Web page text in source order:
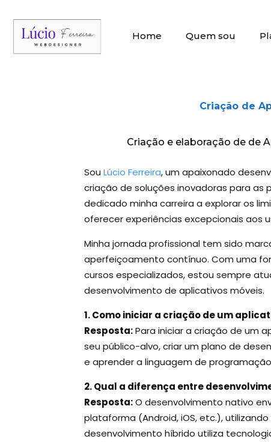
Home Quem sou
Criação de
Criação e elaboração de de
Sou Lúcio Ferreira, um apaixonado
criação de soluções inovadoras para as
dedicado minha carreira a explorar os
oferecer experiências excepcionais aos
Minha jornada profissional tem sido
aperfeiçoamento contínuo. Com uma
cursos especializados, estou sempre
desenvolvimento de aplicativos móveis.
1. Como iniciar a criação de um
Resposta:Para iniciar a criação de um
seu público-alvo, criar um plano de
e aprender a linguagem de
2. Qual a diferença entre
Resposta:O desenvolvimento nativo
plataforma (Android, iOS, etc.),
desenvolvimento híbrido utiliza